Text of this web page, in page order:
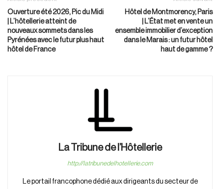
Ouverture été 2026, Pic du Midi
| L’hôtellerie atteint de
nouveaux sommets dans les
Pyrénées avec le futur plus haut
hôtel de France
Hôtel de Montmorency, Paris
| L’État met en vente un
ensemble immobilier d’exception
dans le Marais : un futur hôtel
haut de gamme ?
La Tribune de l’Hôtellerie
http://latribunedelhotellerie.com
Le portail francophone dédié aux dirigeants du secteur de